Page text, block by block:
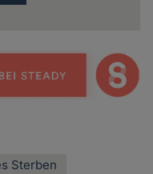
Sterben